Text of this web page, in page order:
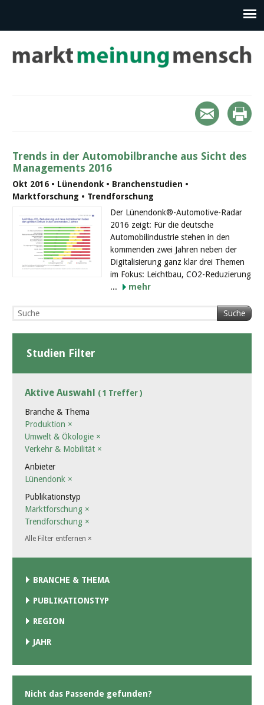
Trends in der Automobilbranche aus Sicht des
Managements 2016
Okt 2016 • Lünendonk • Branchenstudien •
Marktforschung • Trendforschung
Der Lünendonk®-Automotive-Radar
2016 zeigt: Für die deutsche
Automobilindustrie stehen in den
kommenden zwei Jahren neben der
Digitalisierung ganz klar drei Themen
im Fokus: Leichtbau, CO2-Reduzierung
...
mehr
Suche
Studien Filter
Aktive Auswahl ( 1 Treffer )
Branche & Thema
Produktion ×
Umwelt & Ökologie ×
Verkehr & Mobilität ×
Anbieter
Lünendonk ×
Publikationstyp
Marktforschung ×
Trendforschung ×
Alle Filter entfernen ×
BRANCHE & THEMA
PUBLIKATIONSTYP
REGION
JAHR
Nicht das Passende gefunden?